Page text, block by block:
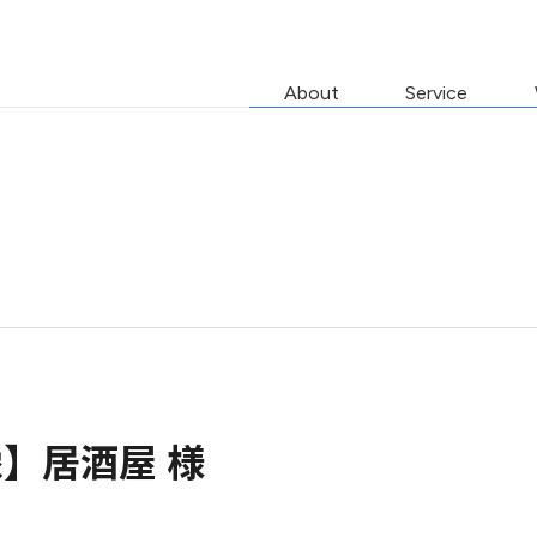
About Service
】居酒屋 様